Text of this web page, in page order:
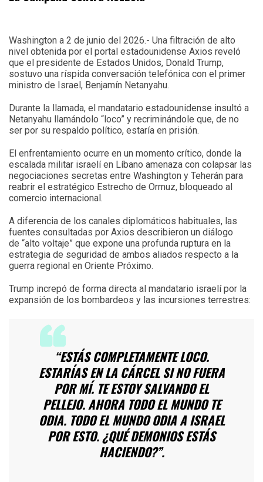
Washington a 2 de junio del 2026.- Una filtración de alto
nivel obtenida por el portal estadounidense Axios reveló
que el presidente de Estados Unidos, Donald Trump,
sostuvo una ríspida conversación telefónica con el primer
ministro de Israel, Benjamín Netanyahu.
Durante la llamada, el mandatario estadounidense insultó a
Netanyahu llamándolo “loco” y recriminándole que, de no
ser por su respaldo político, estaría en prisión.
El enfrentamiento ocurre en un momento crítico, donde la
escalada militar israelí en Líbano amenaza con colapsar las
negociaciones secretas entre Washington y Teherán para
reabrir el estratégico Estrecho de Ormuz, bloqueado al
comercio internacional.
A diferencia de los canales diplomáticos habituales, las
fuentes consultadas por Axios describieron un diálogo
de “alto voltaje” que expone una profunda ruptura en la
estrategia de seguridad de ambos aliados respecto a la
guerra regional en Oriente Próximo.
Trump increpó de forma directa al mandatario israelí por la
expansión de los bombardeos y las incursiones terrestres:
“ESTÁS COMPLETAMENTE LOCO.
ESTARÍAS EN LA CÁRCEL SI NO FUERA
POR MÍ. TE ESTOY SALVANDO EL
PELLEJO. AHORA TODO EL MUNDO TE
ODIA. TODO EL MUNDO ODIA A ISRAEL
POR ESTO. ¿QUÉ DEMONIOS ESTÁS
HACIENDO?”.